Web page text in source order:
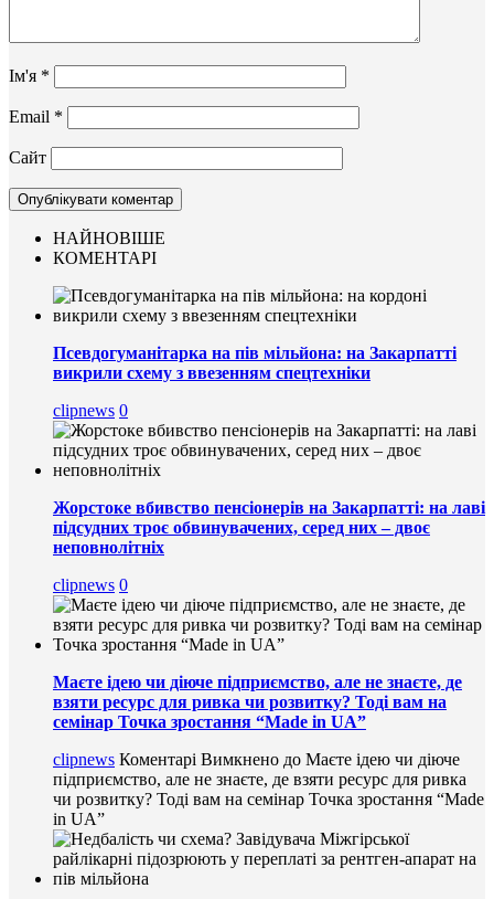
Ім'я *
Email *
Сайт
НАЙНОВІШЕ
КОМЕНТАРІ
Псевдогуманітарка на пів мільйона: на Закарпатті
викрили схему з ввезенням спецтехніки
clipnews 0
Жорстоке вбивство пенсіонерів на Закарпатті: на лаві
підсудних троє обвинувачених, серед них – двоє
неповнолітніх
clipnews 0
Маєте ідею чи діюче підприємство, але не знаєте, де
взяти ресурс для ривка чи розвитку? Тоді вам на
семінар Точка зростання “Made in UA”
clipnews Коментарі Вимкнено до Маєте ідею чи діюче
підприємство, але не знаєте, де взяти ресурс для ривка
чи розвитку? Тоді вам на семінар Точка зростання “Made
in UA”